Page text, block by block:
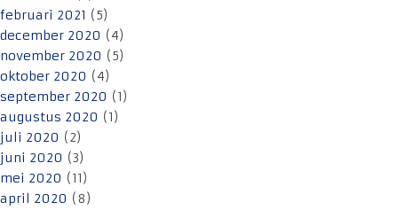
februari 2021 (5)
december 2020 (4)
november 2020 (5)
oktober 2020 (4)
september 2020 (1)
augustus 2020 (1)
juli 2020 (2)
juni 2020 (3)
mei 2020 (11)
april 2020 (8)